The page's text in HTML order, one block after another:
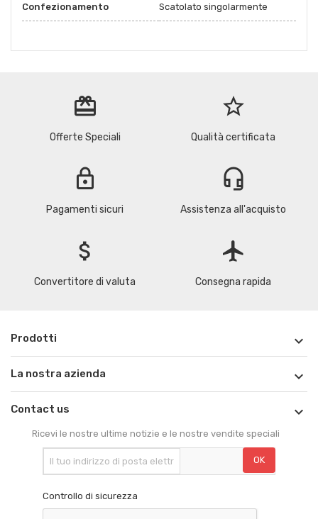
Confezionamento Scatolato singolarmente
redeem
Offerte Speciali
star_border
Qualità certificata
lock
Pagamenti sicuri
headset_mic
Assistenza all'acquisto
attach_money
Convertitore di valuta
flight
Consegna rapida
Prodotti 
La nostra azienda 
Contact us 
Ricevi le nostre ultime notizie e le nostre vendite speciali
Controllo di sicurezza